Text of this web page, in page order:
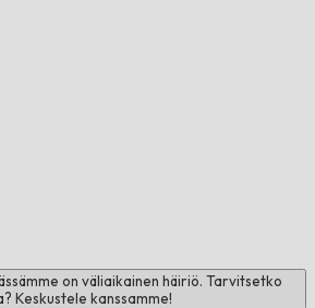
on väliaikainen häiriö. Tarvitsetko
Keskustele kanssamme!